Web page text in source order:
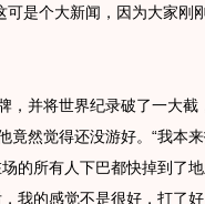
可是个大新闻，因为大家刚
并将世界纪录破了一大截
竟然觉得还没游好。“我本
的所有人下巴都快掉到了
我的感觉不是很好，打了